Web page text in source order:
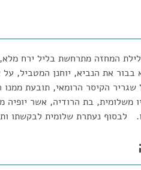
המחזה מתרחשת בליל ירח
בבור את הנביא, יוחנן המטביל,
שגריר הקיסר הרומאי, תובעת
משלומית, בת הרודיה, אשר
לבסוף נעתרת שלומית לבקשתו